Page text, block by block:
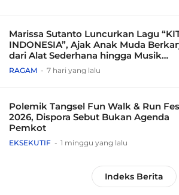
Marissa Sutanto Luncurkan Lagu
INDONESIA”, Ajak Anak Muda
dari Alat Sederhana hingga Musik
Tradisional
RAGAM 7 hari yang lalu
Polemik Tangsel Fun Walk & Run
2026, Dispora Sebut Bukan Agenda
Pemkot
EKSEKUTIF 1 minggu yang lalu
Indeks Berita